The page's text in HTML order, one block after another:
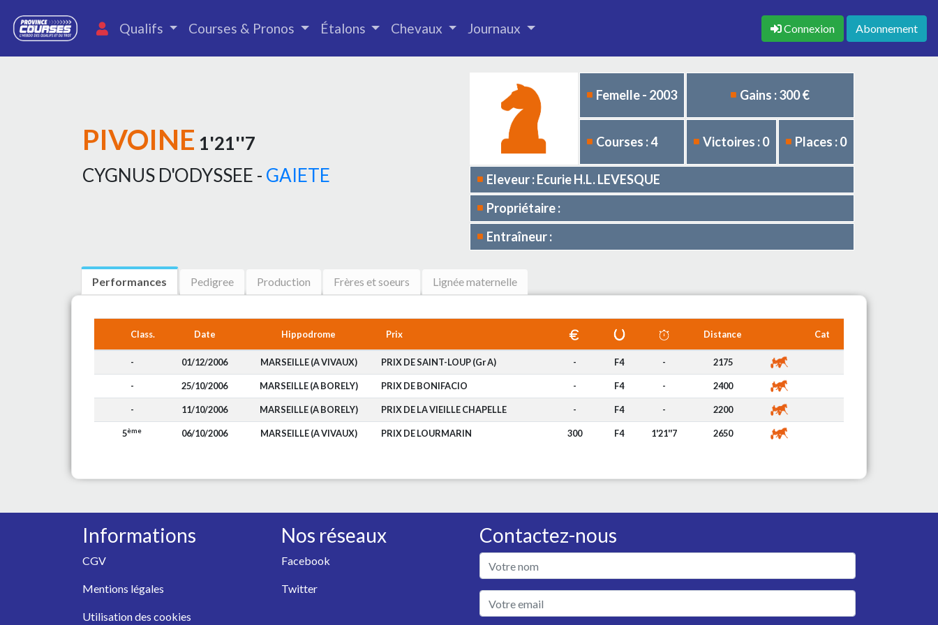
Qualifs Courses & Pronos Étalons Chevaux Journaux Connexion Abonnement
PIVOINE 1'21''7
CYGNUS D'ODYSSEE - GAIETE
Femelle - 2003 Gains : 300 €
Courses : 4 Victoires : 0 Places : 0
Eleveur : Ecurie H.L. LEVESQUE
Propriétaire :
Entraîneur :
Performances Pedigree Production Frères et soeurs Lignée maternelle
Class. Date Hippodrome Prix Distance Cat
- 01/12/2006 MARSEILLE (A VIVAUX) PRIX DE SAINT-LOUP (Gr A) - F4 - 2175
- 25/10/2006 MARSEILLE (A BORELY) PRIX DE BONIFACIO - F4 - 2400
- 11/10/2006 MARSEILLE (A BORELY) PRIX DE LA VIEILLE CHAPELLE - F4 - 2200
5ème 06/10/2006 MARSEILLE (A VIVAUX) PRIX DE LOURMARIN 300 F4 1'21''7 2650
Informations
CGV
Mentions légales
Utilisation des cookies
Nos réseaux
Facebook
Twitter
Contactez-nous